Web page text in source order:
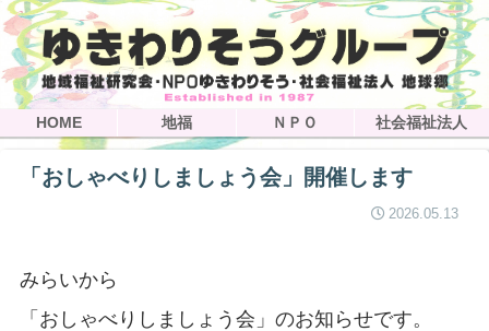
HOME 地福 ＮＰＯ 社会福祉法人
「おしゃべりしましょう会」開催します
2026.05.13
みらいから
「おしゃべりしましょう会」のお知らせです。